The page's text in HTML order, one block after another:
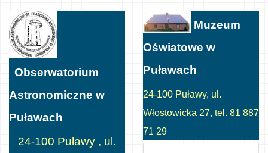
Obserwatorium
Astronomiczne w
Puławach
24-100 Puławy , ul.
Muzeum
Oświatowe w
Puławach
24-100 Puławy, ul.
Włostowicka 27, tel. 81 887
71 29